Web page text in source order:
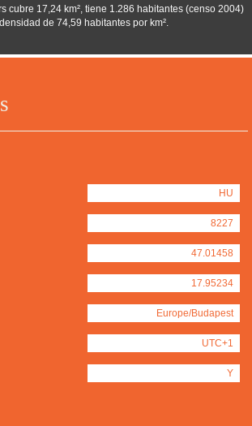
HU
8227
47.01458
17.95234
Europe/Budapest
UTC+1
Y
cubre 17,24 km², tiene 1.286 habitantes (censo 2004)
de 74,59 habitantes por km².